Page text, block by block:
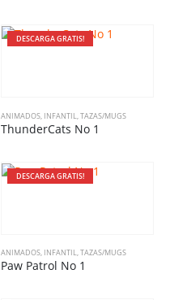
DESCARGA GRATIS!
ANIMADOS INFANTIL TAZAS/MUGS
ThunderCats No 1
DESCARGA GRATIS!
ANIMADOS, INFANTIL,TAZAS/MUGS
Paw Patrol No 1